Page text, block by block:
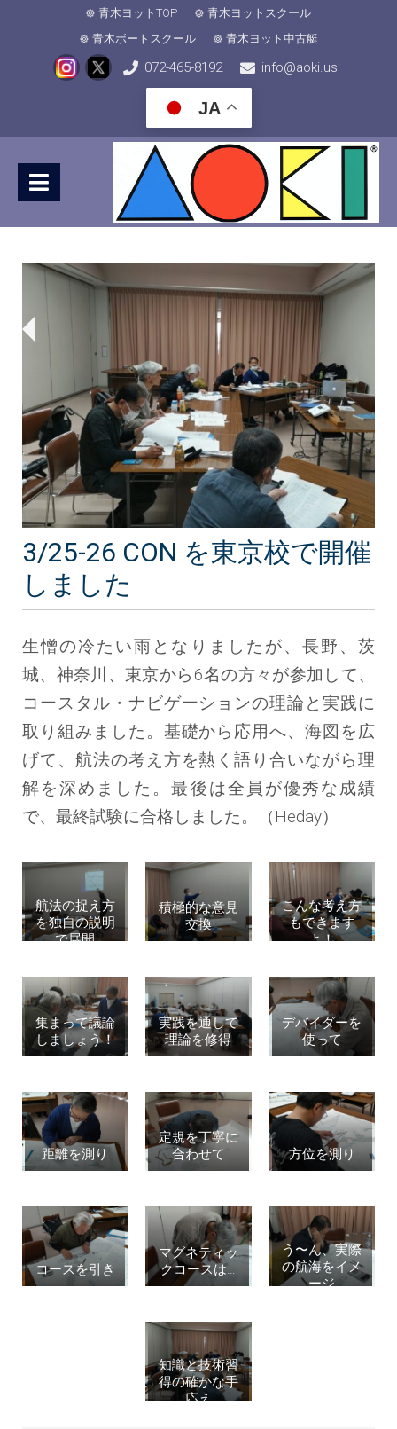
青木ヨットTOP
青木ヨットスクール
青木ボートスクール
青木ヨット中古艇
072-465-8192 info@aoki.us
JA
3/25-26 CON を東京校で開催
しました
生憎の冷たい雨となりましたが、長野、茨
城、神奈川、東京から6名の方々が参加して、
コースタル・ナビゲーションの理論と実践に
取り組みました。基礎から応用へ、海図を広
げて、航法の考え方を熱く語り合いながら理
解を深めました。最後は全員が優秀な成績
で、最終試験に合格しました。（Heday）
航法の捉え方
を独自の説明
で展開
積極的な意見
交換
こんな考え方
もできます
よ！
集まって議論
しましょう！
実践を通して
理論を修得
デバイダーを
使って
距離を測り
定規を丁寧に
合わせて
方位を測り
コースを引き
マグネティッ
クコースは…
う〜ん、実際
の航海をイメ
ージ
知識と技術習
得の確かな手
応え